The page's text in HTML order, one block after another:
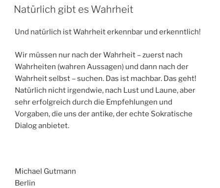
Gold
Lebens“
AM
Natürlich gibt es Wahrheit
Und natürlich ist Wahrheit erkennbar und erkenntlich!
Wir müssen nur nach der Wahrheit – zuerst nach
Wahrheiten (wahren Aussagen) und dann nach der
Wahrheit selbst – suchen. Das ist machbar. Das geht!
Natürlich nicht irgendwie, nach Lust und Laune, aber
sehr erfolgreich durch die Empfehlungen und
Vorgaben, die uns der antike, der echte Sokratische
Dialog anbietet.
Michael Gutmann
Berlin